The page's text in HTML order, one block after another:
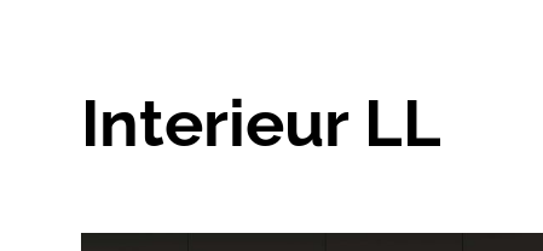
Interieur LL